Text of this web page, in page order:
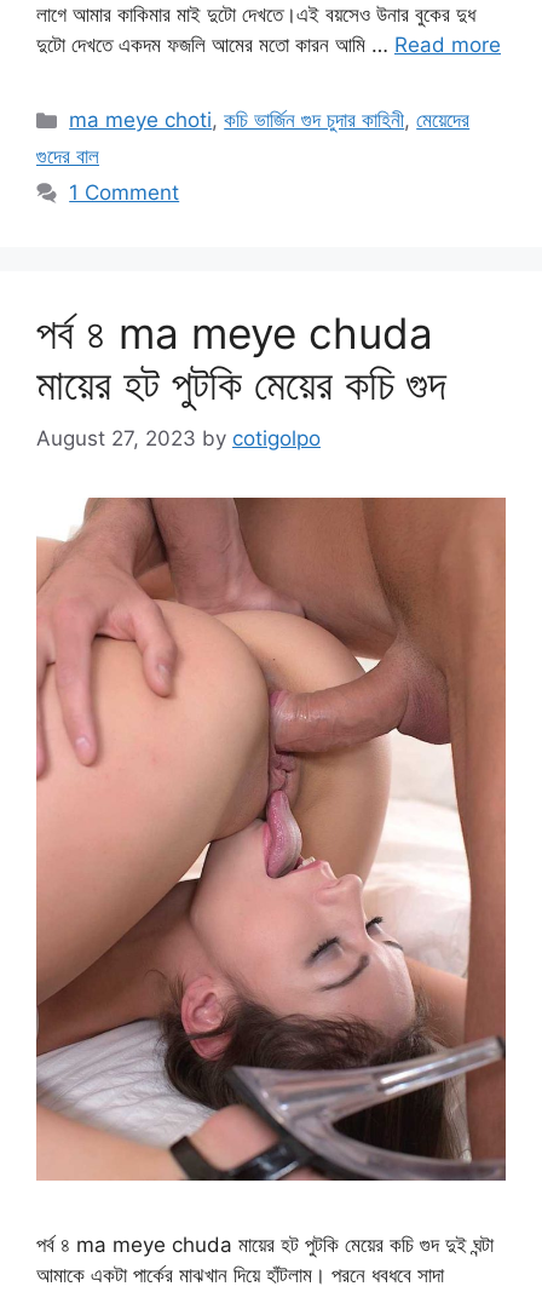
লাগে আমার কাকিমার মাই দুটো দেখতে।এই বয়সেও উনার বুকের দুধ
দুটো দেখতে একদম ফজলি আমের মতো কারন আমি … Read more
Categories
ma meye choti,কচি ভার্জিন গুদ চুদার কাহিনী,মেয়েদের
গুদের বাল
1 Comment
পর্ব ৪ ma meye chuda
মায়ের হট পুটকি মেয়ের কচি গুদ
August 27, 2023 by cotigolpo
পর্ব ৪ ma meye chuda মায়ের হট পুটকি মেয়ের কচি গুদ দুই ঘন্টা
আমাকে একটা পার্কের মাঝখান দিয়ে হাঁটলাম। পরনে ধবধবে সাদা